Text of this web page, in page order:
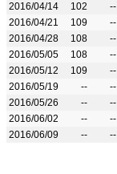
2016/04/14
102 --
2016/04/21
109 --
2016/04/28
108 --
2016/05/05
108 --
2016/05/12
109 --
2016/05/19
-- --
2016/05/26
-- --
2016/06/02
-- --
2016/06/09
-- --